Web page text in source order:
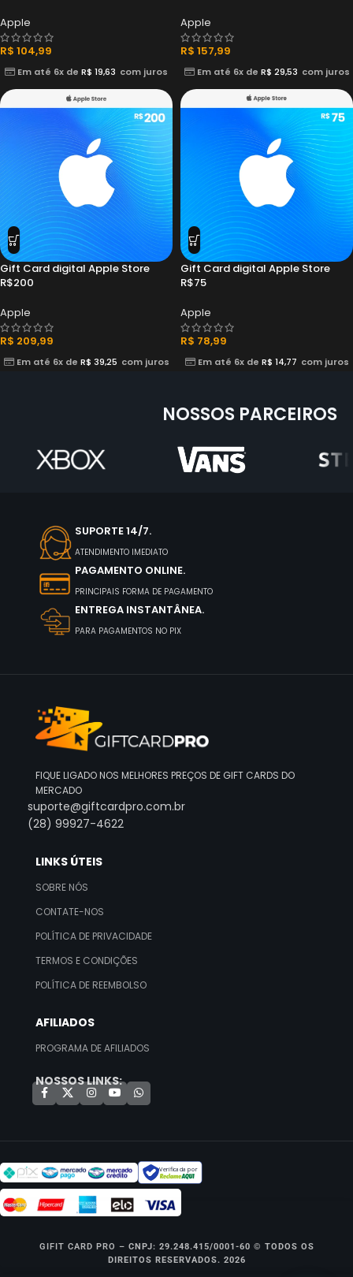
Apple
R$ 104,99
Em até 6x de R$ 19,63 com juros
Apple
R$ 157,99
Em até 6x de R$ 29,53 com juros
Gift Card digital Apple Store
R$200
Apple
R$ 209,99
Em até 6x de R$ 39,25 com juros
Gift Card digital Apple Store
R$75
Apple
R$ 78,99
Em até 6x de R$ 14,77 com juros
NOSSOS PARCEIROS
SUPORTE 14/7.
ATENDIMENTO IMEDIATO
PAGAMENTO ONLINE.
PRINCIPAIS FORMA DE PAGAMENTO
ENTREGA INSTANTÂNEA.
PARA PAGAMENTOS NO PIX
FIQUE LIGADO NOS MELHORES PREÇOS DE GIFT CARDS DO
MERCADO
suporte@giftcardpro.com.br
(28) 99927-4622
LINKS ÚTEIS
SOBRE NÓS
CONTATE-NOS
POLÍTICA DE PRIVACIDADE
TERMOS E CONDIÇÕES
POLÍTICA DE REEMBOLSO
AFILIADOS
PROGRAMA DE AFILIADOS
NOSSOS LINKS:
Verificada por
GIFIT CARD PRO – CNPJ: 29.248.415/0001-60 © TODOS OS
DIREITOS RESERVADOS. 2026